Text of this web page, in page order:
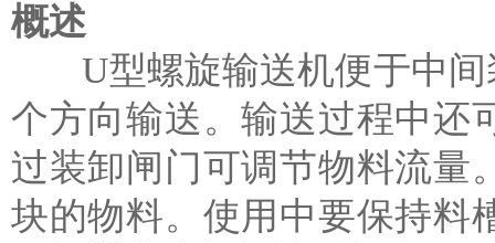
概述
U型螺旋输送机便于中间
个方向输送。输送过程中还
过装卸闸门可调节物料流量
块的物料。使用中要保持料